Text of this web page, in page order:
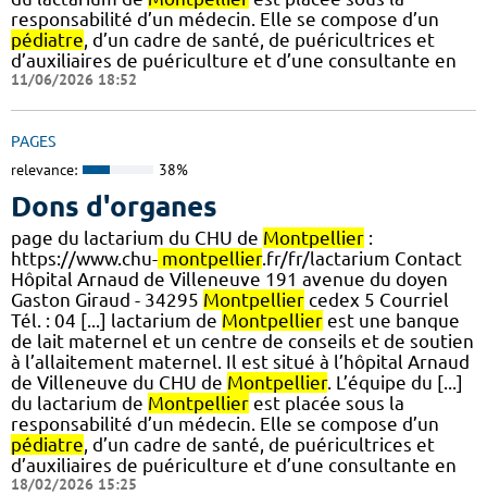
responsabilité d’un médecin. Elle se compose d’un
pédiatre, d’un cadre de santé, de puéricultrices et
d’auxiliaires de puériculture et d’une consultante en
11/06/2026 18:52
PAGES
relevance: 38%
Dons d'organes
page du lactarium du CHU de Montpellier :
https://www.chu- montpellier.fr/fr/lactarium Contact
Hôpital Arnaud de Villeneuve 191 avenue du doyen
Gaston Giraud - 34295 Montpellier cedex 5 Courriel
Tél. : 04 [...] lactarium de Montpellier est une banque
de lait maternel et un centre de conseils et de soutien
à l’allaitement maternel. Il est situé à l’hôpital Arnaud
de Villeneuve du CHU de Montpellier. L’équipe du [...]
du lactarium de Montpellier est placée sous la
responsabilité d’un médecin. Elle se compose d’un
pédiatre , d’un cadre de santé, de puéricultrices et
d’auxiliaires de puériculture et d’une consultante en
18/02/2026 15:25